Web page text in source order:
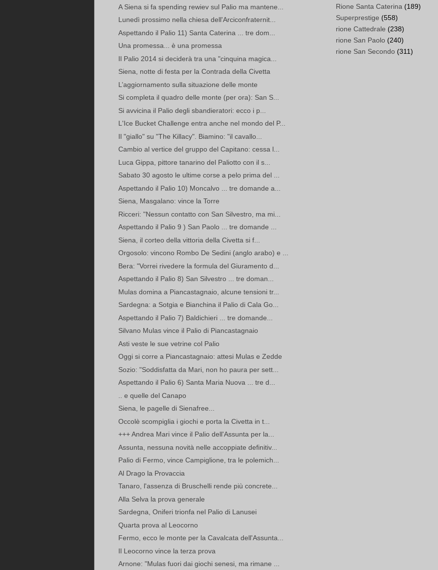
A Siena si fa spending rewiev sul Palio ma mantene...
Lunedì prossimo nella chiesa dell'Arciconfraternit...
Aspettando il Palio 11) Santa Caterina ... tre dom...
Una promessa... è una promessa
Il Palio 2014 si deciderà tra una "cinquina magica...
Siena, notte di festa per la Contrada della Civetta
L’aggiornamento sulla situazione delle monte
Si completa il quadro delle monte (per ora): San S...
Si avvicina il Palio degli sbandieratori: ecco i p...
L'Ice Bucket Challenge entra anche nel mondo del P...
Il "giallo" su "The Killacy". Biamino: "il cavallo...
Cambio al vertice del gruppo del Capitano: cessa l...
Luca Gippa, pittore tanarino del Paliotto con il s...
Sabato 30 agosto le ultime corse a pelo prima del ...
Aspettando il Palio 10) Moncalvo ... tre domande a...
Siena, Masgalano: vince la Torre
Ricceri: "Nessun contatto con San Silvestro, ma mi...
Aspettando il Palio 9 ) San Paolo ... tre domande ...
Siena, il corteo della vittoria della Civetta si f...
Orgosolo: vincono Rombo De Sedini (anglo arabo) e ...
Bera: "Vorrei rivedere la formula del Giuramento d...
Aspettando il Palio 8) San Silvestro ... tre doman...
Mulas domina a Piancastagnaio, alcune tensioni tr...
Sardegna: a Sotgia e Bianchina il Palio di Cala Go...
Aspettando il Palio 7) Baldichieri ... tre domande...
Silvano Mulas vince il Palio di Piancastagnaio
Asti veste le sue vetrine col Palio
Oggi si corre a Piancastagnaio: attesi Mulas e Zedde
Sozio: "Soddisfatta da Mari, non ho paura per sett...
Aspettando il Palio 6) Santa Maria Nuova ... tre d...
.. e quelle del Canapo
Siena, le pagelle di Sienafree...
Occolè scompiglia i giochi e porta la Civetta in t...
+++ Andrea Mari vince il Palio dell'Assunta per la...
Assunta, nessuna novità nelle accoppiate definitiv...
Palio di Fermo, vince Campiglione, tra le polemich...
Al Drago la Provaccia
Tanaro, l'assenza di Bruschelli rende più concrete...
Alla Selva la prova generale
Sardegna, Oniferi trionfa nel Palio di Lanusei
Quarta prova al Leocorno
Fermo, ecco le monte per la Cavalcata dell'Assunta...
Il Leocorno vince la terza prova
Arnone: "Mulas fuori dai giochi senesi, ma rimane ...
Rione Santa Caterina (189)
Superprestige (558)
rione Cattedrale (238)
rione San Paolo (240)
rione San Secondo (311)